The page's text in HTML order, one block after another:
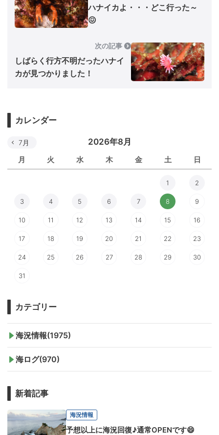
ハナイカよ・・・どこ行った～
😖
次の記事
しばらく行方不明だったハナイ
カが見つかりました！
カレンダー
2026年8月
月 火 水 木 金 土 日
7月
1 2
3 4 5 6 7 8 9
10 11 12 13 14 15 16
17 18 19 20 21 22 23
24 25 26 27 28 29 30
31
カテゴリー
海況情報(1975)
海ログ(970)
新着記事
海況情報
予想以上に海況回復♪通常OPENです😄